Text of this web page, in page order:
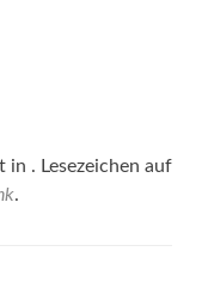
. Lesezeichen auf
.